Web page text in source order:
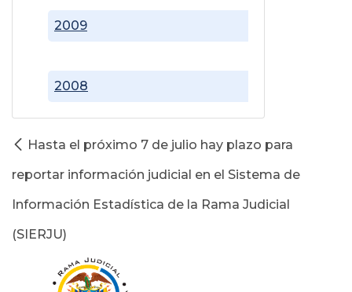
2008
2009
Hasta el próximo 7 de julio hay plazo para
reportar información judicial en el Sistema de
Información Estadística de la Rama Judicial
(SIERJU)